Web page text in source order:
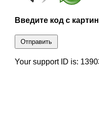
Введите код с
Отправить
Your support ID is: